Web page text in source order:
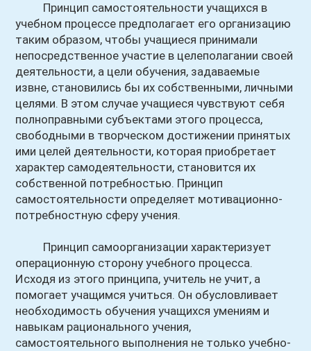
Принцип самостоятельности учащихся в
учебном процессе предполагает его организацию
таким образом, чтобы учащиеся принимали
непосредственное участие в целеполагании своей
деятельности, а цели обучения, задаваемые
извне, становились бы их собственными, личными
целями. В этом случае учащиеся чувствуют себя
полноправными субъектами этого процесса,
свободными в творческом достижении принятых
ими целей деятельности, которая приобретает
характер самодеятельности, становится их
собственной потребностью. Принцип
самостоятельности определяет мотивационно-
потребностную сферу учения.
Принцип самоорганизации характеризует
операционную сторону учебного процесса.
Исходя из этого принципа, учитель не учит, а
помогает учащимся учиться. Он обусловливает
необходимость обучения учащихся умениям и
навыкам рационального учения,
самостоятельного выполнения не только учебно-